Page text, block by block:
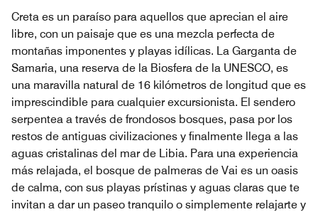
Creta es un paraíso para aquellos que aprecian el aire
libre, con un paisaje que es una mezcla perfecta de
montañas imponentes y playas idílicas. La Garganta de
Samaria, una reserva de la Biosfera de la UNESCO, es
una maravilla natural de 16 kilómetros de longitud que es
imprescindible para cualquier excursionista. El sendero
serpentea a través de frondosos bosques, pasa por los
restos de antiguas civilizaciones y finalmente llega a las
aguas cristalinas del mar de Libia. Para una experiencia
más relajada, el bosque de palmeras de Vai es un oasis
de calma, con sus playas prístinas y aguas claras que te
invitan a dar un paseo tranquilo o simplemente relajarte y